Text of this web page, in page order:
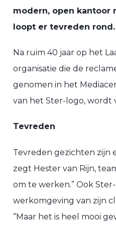
modern, open kantoor
loopt er tevreden
Na ruim 40 jaar op het
organisatie die de
genomen in het
van het Ster-logo, wordt
Tevreden
Tevreden gezichten zijn
zegt Hester van Rijn,
om te werken.” Ook
werkomgeving van zijn
“Maar het is heel mooi